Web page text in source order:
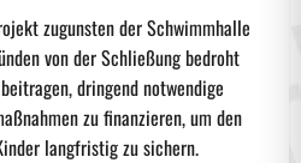
zugunsten der Schwimmhalle
von der Schließung bedroht
dringend notwendige
zu finanzieren, um den
langfristig zu sichern.